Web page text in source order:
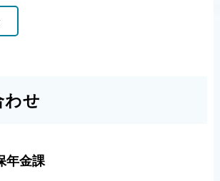
わせ
年金課